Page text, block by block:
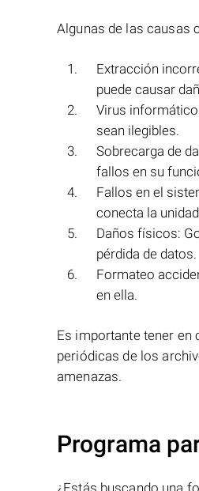
Algunas de las causas
Extracción
puede causar
Virus
sean ilegibles.
Sobrecarga de
fallos en su
Fallos en el
conecta la
Daños físicos:
pérdida de datos.
Formateo
en ella.
Es importante tener en
periódicas de los
amenazas.
Programa
¿Estás buscando una